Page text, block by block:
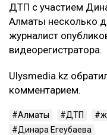
ДТП с участием
Алматы несколько
журналист
видеорегистратора.
Ulysmedia.kz
комментарием.
Алматы ДТП
Динара Егеубаева